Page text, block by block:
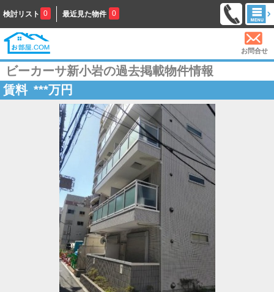
検討リスト 0 最近見た物件 0
お問合せ
ビーカーサ新小岩の過去掲載物件情報
賃料 ***万円